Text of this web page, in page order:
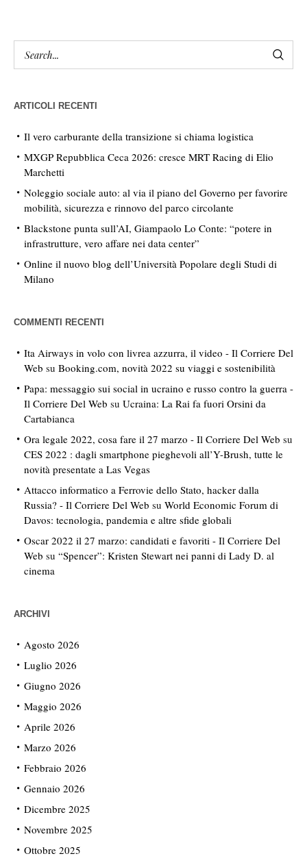
ARTICOLI RECENTI
Il vero carburante della transizione si chiama logistica
MXGP Repubblica Ceca 2026: cresce MRT Racing di Elio
Marchetti
Noleggio sociale auto: al via il piano del Governo per favorire
mobilità, sicurezza e rinnovo del parco circolante
Blackstone punta sull’AI, Giampaolo Lo Conte: “potere in
infrastrutture, vero affare nei data center”
Online il nuovo blog dell’Università Popolare degli Studi di
Milano
COMMENTI RECENTI
Ita Airways in volo con livrea azzurra, il video - Il Corriere Del
Web su Booking.com, novità 2022 su viaggi e sostenibilità
Papa: messaggio sui social in ucraino e russo contro la guerra -
Il Corriere Del Web su Ucraina: La Rai fa fuori Orsini da
Cartabianca
Ora legale 2022, cosa fare il 27 marzo - Il Corriere Del Web su
CES 2022 : dagli smartphone pieghevoli all’Y-Brush, tutte le
novità presentate a Las Vegas
Attacco informatico a Ferrovie dello Stato, hacker dalla
Russia? - Il Corriere Del Web su World Economic Forum di
Davos: tecnologia, pandemia e altre sfide globali
Oscar 2022 il 27 marzo: candidati e favoriti - Il Corriere Del
Web su “Spencer”: Kristen Stewart nei panni di Lady D. al
cinema
ARCHIVI
Agosto 2026
Luglio 2026
Giugno 2026
Maggio 2026
Aprile 2026
Marzo 2026
Febbraio 2026
Gennaio 2026
Dicembre 2025
Novembre 2025
Ottobre 2025